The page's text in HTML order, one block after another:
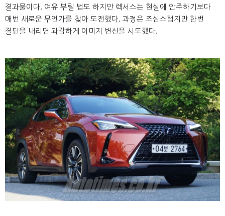
결과물이다. 여유 부릴 법도 하지만 렉서스는 현실에 안주하기보다
매번 새로운 무언가를 찾아 도전했다. 과정은 조심스럽지만 한번
결단을 내리면 과감하게 이미지 변신을 시도했다.